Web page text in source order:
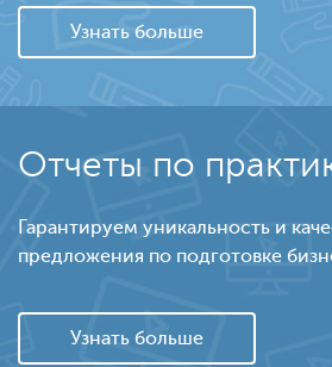
Узнать больше
Отчеты по
Гарантируем уникальность и
предложения по подготовке
Узнать больше